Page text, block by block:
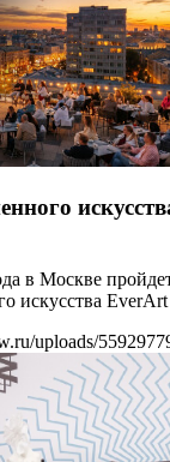
в Москве
искусства
uploads/